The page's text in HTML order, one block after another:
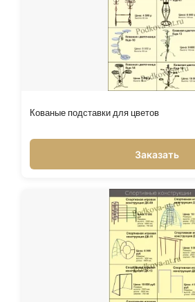
Кованые подставки для цветов
Заказать